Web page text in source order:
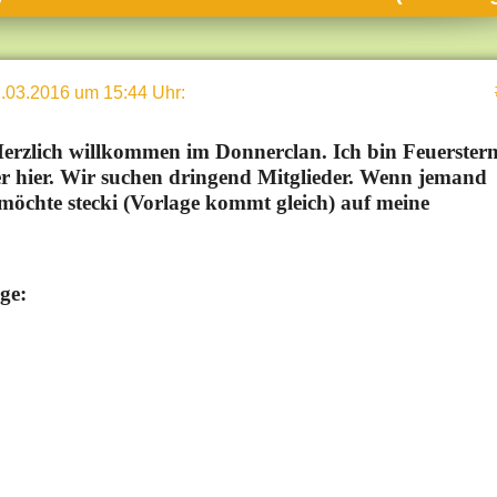
& Natur
& Politik
um 15:44 Uhr:
willkommen im Donnerclan. Ich bin
hier. Wir suchen dringend Mitglieder. Wenn jemand
stecki (Vorlage kommt gleich) auf meine